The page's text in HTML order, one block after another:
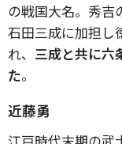
の戦国大名。秀吉
石田三成に加担し
れ、 三成と共に六
た。
近藤勇